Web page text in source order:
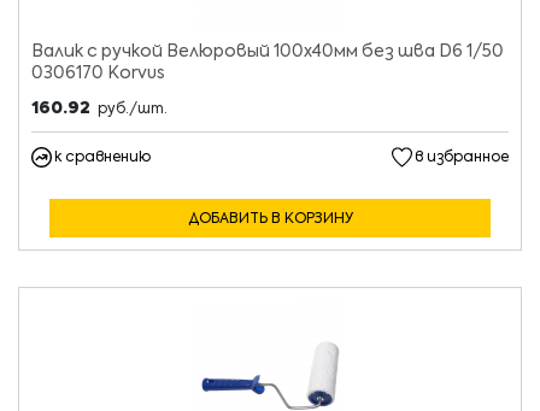
Валик с ручкой Велюровый 100х40мм без шва D6 1/50
0306170 Korvus
160.92 руб./шт.
к сравнению в избранное
ДОБАВИТЬ В КОРЗИНУ